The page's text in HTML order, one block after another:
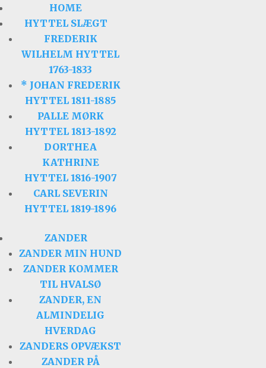
HOME
HYTTEL SLÆGT
FREDERIK
WILHELM HYTTEL
1763-1833
* JOHAN FREDERIK
HYTTEL 1811-1885
PALLE MØRK
HYTTEL 1813-1892
DORTHEA
KATHRINE
HYTTEL 1816-1907
CARL SEVERIN
HYTTEL 1819-1896
ZANDER
ZANDER MIN HUND
ZANDER KOMMER
TIL HVALSØ
ZANDER, EN
ALMINDELIG
HVERDAG
ZANDERS OPVÆKST
ZANDER PÅ